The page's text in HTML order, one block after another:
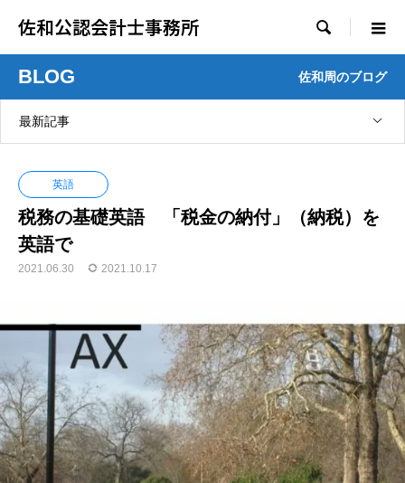
佐和公認会計士事務所 
BLOG 佐和周のブログ
最新記事
英語
税務の基礎英語 「税金の納付」（納税）を
英語で
2021.06.30 2021.10.17